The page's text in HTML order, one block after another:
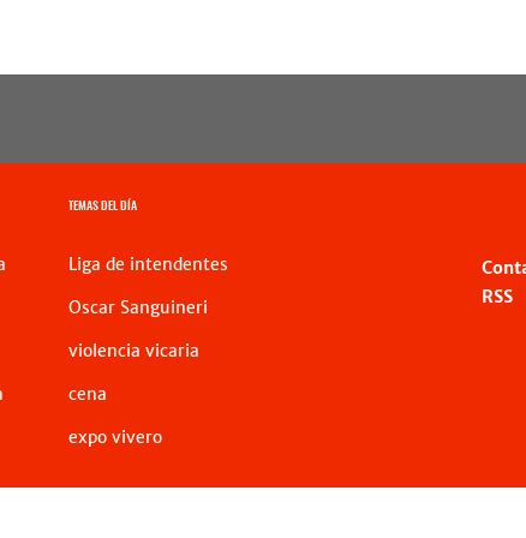
TEMAS DEL DÍA
Liga de intendentes
Oscar Sanguineri
violencia vicaria
cena
expo vivero
RSS